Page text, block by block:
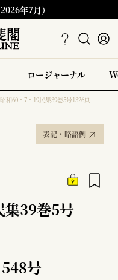
年7月）
ロージャーナル
和60・7・19民集39巻5号1326頁
表記・略語例
集39巻5号
号